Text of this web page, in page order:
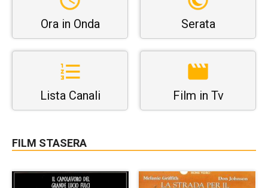
Ora in Onda Serata
Lista Canali Film in Tv
FILM STASERA